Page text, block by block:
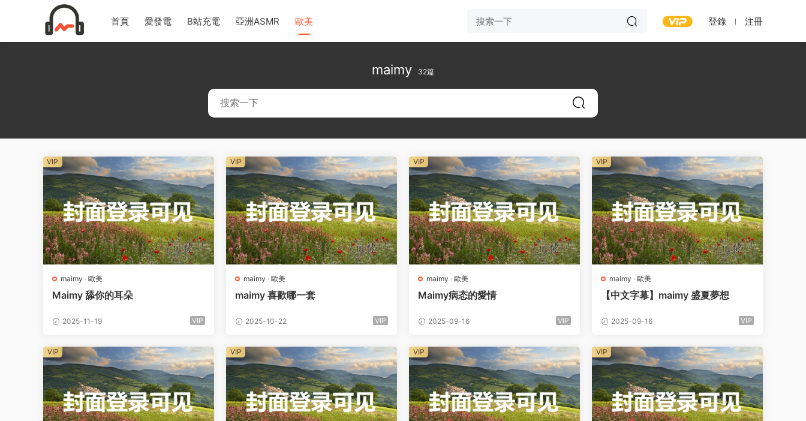
首頁 愛發電 B站充電 亞洲ASMR 歐美 登錄 注冊
maimy 32篇
maimy · 歐美
Maimy 舔你的耳朵
2025-11-19 VIP
VIP
maimy · 歐美
maimy 喜歡哪一套
2025-10-22 VIP
VIP
maimy · 歐美
Maimy病态的愛情
2025-09-16 VIP
VIP
maimy · 歐美
【中文字幕】maimy 盛夏夢想
2025-09-16 VIP
VIP
VIP VIP VIP VIP